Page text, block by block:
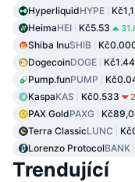
HyperliquidHYPE
HeimaHEI Kč5.53
Shiba InuSHIB
DogecoinDOGE Kč1.44
Pump.funPUMP
KaspaKAS Kč0.533
PAX GoldPAXG
Terra ClassicLUNC
Lorenzo ProtocolBANK
Trendující